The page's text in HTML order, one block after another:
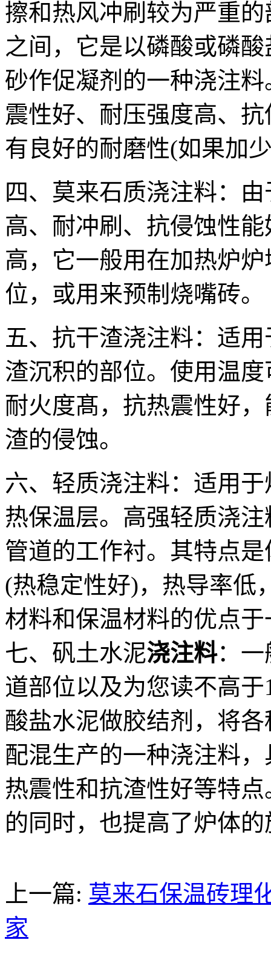
擦和热风冲刷较为严重
之间，它是以磷酸或磷
砂作促凝剂的一种浇注
震性好、耐压强度高、
有良好的耐磨性(如果加
四、莫来石质浇注料：
高、耐冲刷、抗侵蚀性
高，它一般用在加热炉
位，或用来预制烧嘴砖。
五、抗干渣浇注料：适
渣沉积的部位。使用温
耐火度髙，抗热震性好
渣的侵蚀。
六、轻质浇注料：适用
热保温层。高强轻质浇
管道的工作衬。其特点
(热稳定性好)，热导率低
材料和保温材料的优点于
七、矾土水泥浇注料：一
道部位以及为您读不高
酸盐水泥做胶结剂，将
配混生产的一种浇注料
热震性和抗渣性好等特
的同时，也提高了炉体
上一篇: 莫来石保温砖理
家